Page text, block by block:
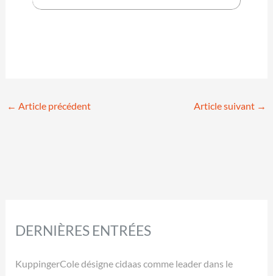
← Article précédent Article suivant →
DERNIÈRES ENTRÉES
KuppingerCole désigne cidaas comme leader dans le